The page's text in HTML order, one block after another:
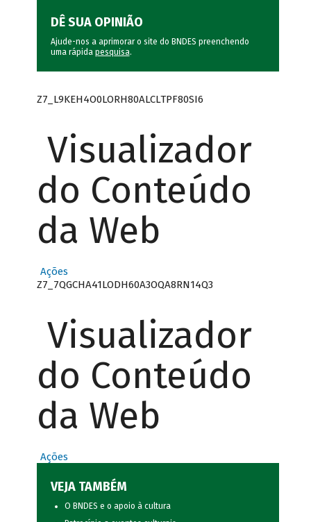
DÊ SUA OPINIÃO
Ajude-nos a aprimorar o site do BNDES preenchendo
uma rápida pesquisa.
Z7_L9KEH4O0LORH80ALCLTPF80SI6
Visualizador
do Conteúdo
da Web
Ações
Z7_7QGCHA41LODH60A3OQA8RN14Q3
Visualizador
do Conteúdo
da Web
Ações
VEJA TAMBÉM
O BNDES e o apoio à cultura